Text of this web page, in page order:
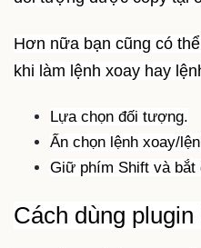
Hơn nữa bạn cũng có
khi làm lệnh xoay hay
Lựa chọn đối tượng.
Ấn chọn lệnh xoay/
Giữ phím Shift và bắt
Cách dùng